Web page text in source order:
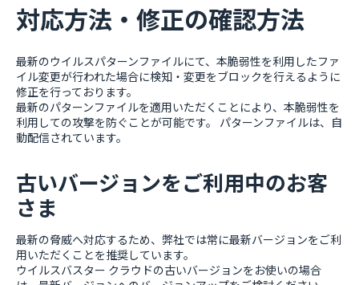
対応方法・修正の確認方法
最新のウイルスパターンファイルにて、本脆弱性を利用したファ
イル変更が行われた場合に検知・変更をブロックを行えるように
修正を行っております。
最新のパターンファイルを適用いただくことにより、本脆弱性を
利用しての攻撃を防ぐことが可能です。 パターンファイルは、自
動配信されています。
古いバージョンをご利用中のお客
さま
最新の脅威へ対応するため、弊社では常に最新バージョンをご利
用いただくことを推奨しています。
ウイルスバスター クラウドの古いバージョンをお使いの場合